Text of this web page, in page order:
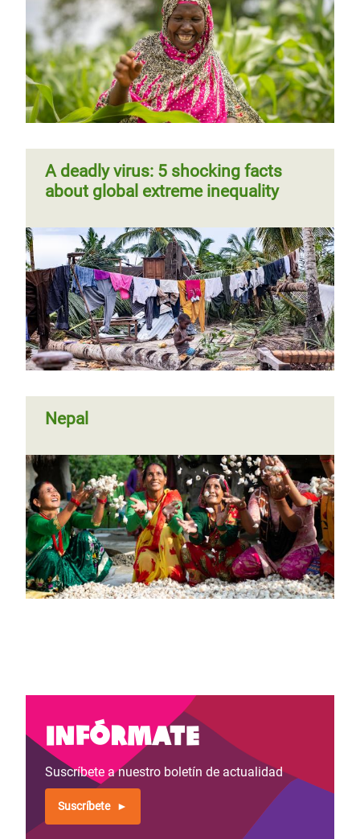
A deadly virus: 5 shocking facts
about global extreme inequality
Nepal
Infórmate
Suscríbete a nuestro boletín de actualidad
Suscríbete